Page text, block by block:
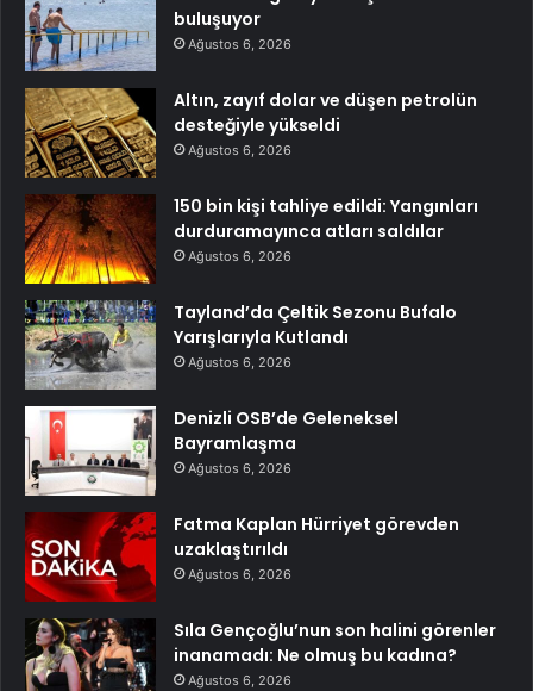
buluşuyor
Ağustos 6, 2026
Altın, zayıf dolar ve düşen petrolün
desteğiyle yükseldi
Ağustos 6, 2026
150 bin kişi tahliye edildi: Yangınları
durduramayınca atları saldılar
Ağustos 6, 2026
Tayland’da Çeltik Sezonu Bufalo
Yarışlarıyla Kutlandı
Ağustos 6, 2026
Denizli OSB’de Geleneksel
Bayramlaşma
Ağustos 6, 2026
Fatma Kaplan Hürriyet görevden
uzaklaştırıldı
Ağustos 6, 2026
Sıla Gençoğlu’nun son halini görenler
inanamadı: Ne olmuş bu kadına?
Ağustos 6, 2026